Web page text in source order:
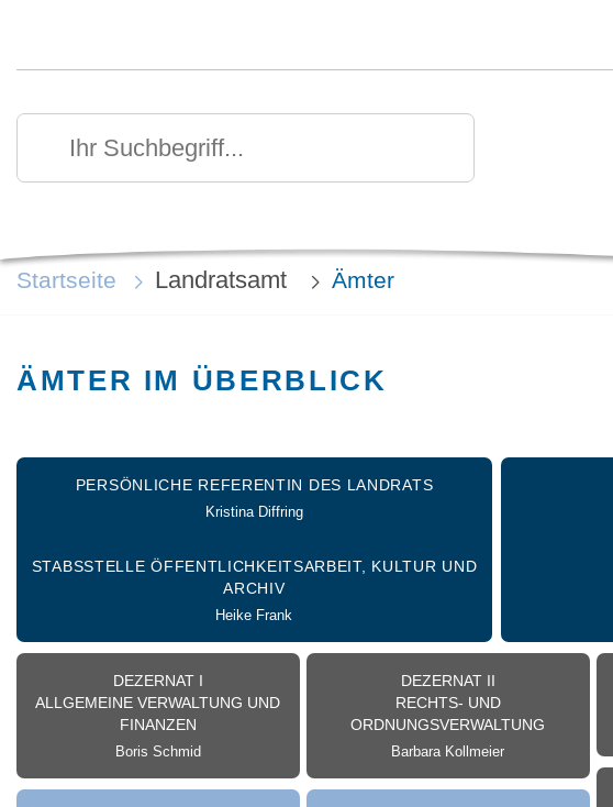
Ihr Suchbegriff
Suchen
Startseite Landratsamt Ämter
ÄMTER IM ÜBERBLICK
PERSÖNLICHE REFERENTIN DES LANDRATS
Kristina Diffring
STABSSTELLE ÖFFENTLICHKEITSARBEIT, KULTUR UND
ARCHIV
Heike Frank
DEZERNAT I
ALLGEMEINE VERWALTUNG UND
FINANZEN
Boris Schmid
DEZERNAT II
RECHTS- UND
ORDNUNGSVERWALTUNG
Barbara Kollmeier